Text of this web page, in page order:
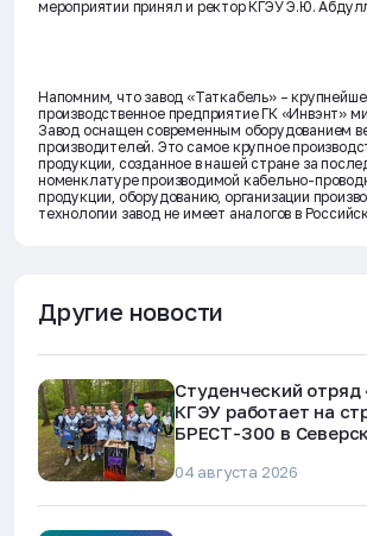
мероприятии принял и ректор КГЭУ Э.Ю.
Напомним, что завод «Таткабель» –
производственное предприятие ГК «Инвэнт»
Завод оснащен современным оборудованием
производителей. Это самое крупное
продукции, созданное в нашей стране за
номенклатуре производимой кабельно-
продукции, оборудованию, организации
технологии завод не имеет аналогов в
Другие новости
Студенческий
КГЭУ работает на
БРЕСТ-300 в
04 августа 2026